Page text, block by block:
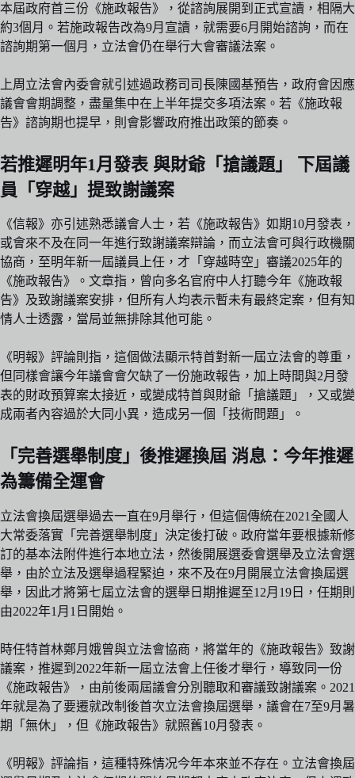
本屆政府首三份《施政報告》，從諮詢展開到正式宣讀，相隔大
約3個月。若施政報告改為9月宣讀，就需要6月開始諮詢，而在
諮詢期第一個月，立法會仍在舉行大會審議法案。
上周立法會內委會就引述過政務司司長陳國基預告，政府會因應
議會會期調整，盡量集中在上半年提交多項法案。若《施政報
告》諮詢期也提早，則會影響政府推出政策的節奏。
若推遲明年1月發表 與財爺「搶議題」 下屆議
員「穿越」提致謝議案
《信報》亦引述熟悉議會人士，若《施政報告》如期10月發表，
或會來不及在同一年進行致謝議案辯論，而立法會可與行政機關
協商，至明年新一屆議員上任，才「穿越時空」審議2025年的
《施政報告》。文章指，曾向多名官府中人打聽今年《施政報
告》及致謝議案安排，但所有人均表示暫未有最終定案，但有知
情人士透露，當局並無排除其他可能。
《明報》評論則指，這個做法顯示特首對新一屆立法會的尊重，
但同樣會讓今年議會會欠缺了一份施政報告，加上時間與2月發
表的財政預算案太接近，或變成特首與財爺「搶議題」，又或變
成兩者內容過於大同小異，造成另一個「技術問題」。
「完善選舉制度」後推遲換屆 消息：今年推遲
為籌備全運會
立法會換屆選舉過去一直在9月舉行，但這個傳統在2021全國人
大常委落實「完善選舉制度」決定後打破。政府當年要根據新修
訂的基本法附件進行本地立法，然後開展選委會選舉及立法會選
舉，由於立法及選舉過程緊迫，來不及在9月開展立法會換屆選
舉，因此才將第七屆立法會的選舉日期推遲至12月19日，任期則
由2022年1月1日開始。
時任特首林鄭月娥曾與立法會協商，將當年的《施政報告》致謝
議案，推遲到2022年新一屆立法會上任後才舉行，導致同一份
《施政報告》，由前後兩屆議會分別聽取和審議致謝議案。2021
年就是為了要遷就改制後首次立法會換屆選舉，議會在7至9月暑
期「無休」，但《施政報告》就照舊10月發表。
《明報》評論指，這種特殊情况今年本來並不存在。立法會換屆